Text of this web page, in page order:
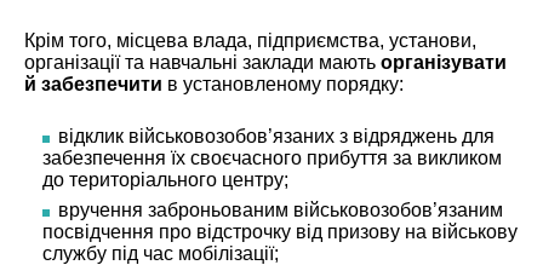
Крім того, місцева влада, підприємства, установи,
організації та навчальні заклади мають організувати
й забезпечити в установленому порядку:
відклик військовозобов’язаних з відряджень для
забезпечення їх своєчасного прибуття за викликом
до територіального центру;
вручення заброньованим військовозобов’язаним
посвідчення про відстрочку від призову на військову
службу під час мобілізації;